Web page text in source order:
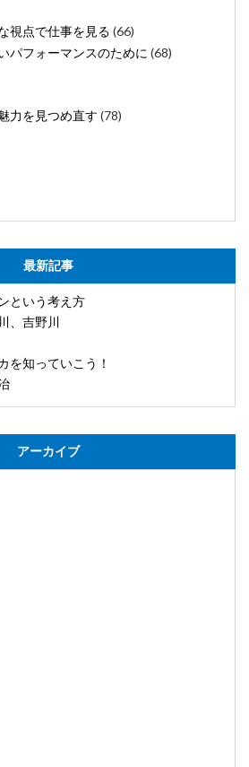
視点で仕事を見る (66)
フォーマンスのために (68)
力を見つめ直す (78)
最新記事
という考え方
、吉野川
を知っていこう！
アーカイブ